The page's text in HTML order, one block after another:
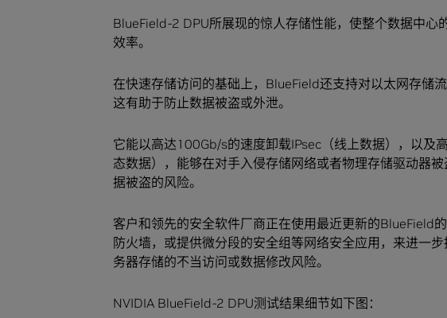
BlueField-2 DPU所展现的惊人存储性能，使整个数据中心
效率。
在快速存储访问的基础上，BlueField还支持对以太网存储
这有助于防止数据被盗或外泄。
它能以高达100Gb/s的速度卸载IPsec（线上数据），以及
态数据），能够在对手入侵存储网络或者物理存储驱动器
据被盗的风险。
客户和领先的安全软件厂商正在使用最近更新的BlueField的
防火墙，或提供微分段的安全组等网络安全应用，来进一
务器存储的不当访问或数据修改风险。
NVIDIA BlueField-2 DPU测试结果细节如下图：